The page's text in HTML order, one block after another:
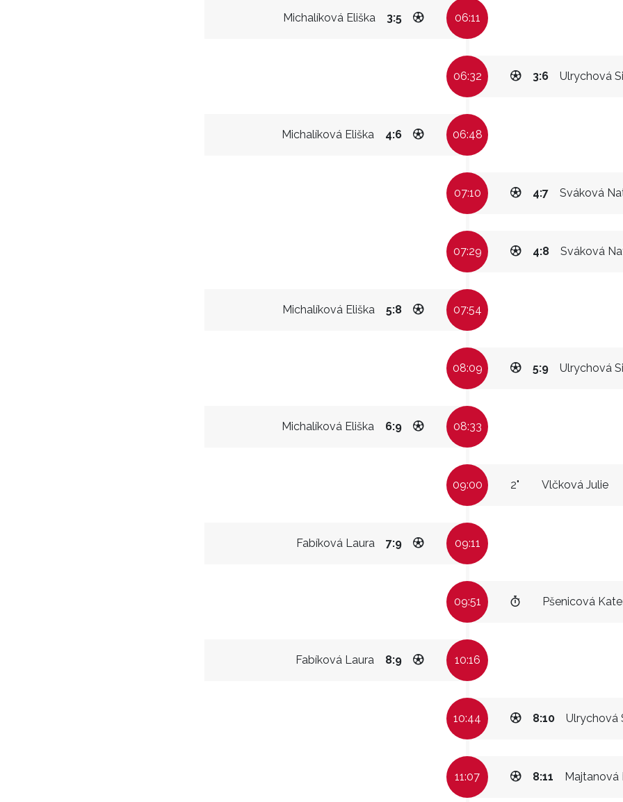
Michalíková Eliška 3:5 06:11
06:32 Ulrychová
3:6
Michalíková Eliška 4:6 06:48
07:10 Sváková
4:7
07:29 Sváková
4:8
Michalíková Eliška 5:8 07:54
08:09 Ulrychová
5:9
Michalíková Eliška 6:9 08:33
09:00 Vlčková Julie
2"
Fabíková Laura 7:9 09:11
09:51 Pšenicová
Fabíková Laura 8:9 10:16
10:44 Ulrychová
8:10
11:07 Majtanová
8:11